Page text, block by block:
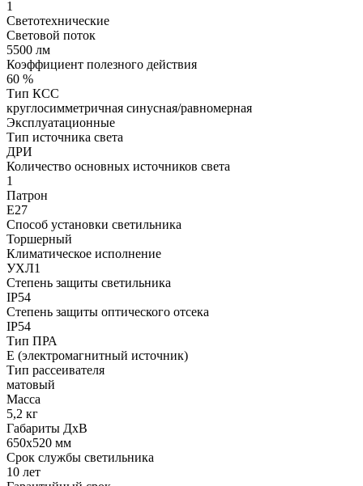
1
Светотехнические
Световой поток
5500 лм
Коэффициент полезного действия
60 %
Тип КСС
круглосимметричная синусная/равномерная
Эксплуатационные
Тип источника света
ДРИ
Количество основных источников света
1
Патрон
Е27
Способ установки светильника
Торшерный
Климатическое исполнение
УХЛ1
Степень защиты светильника
IP54
Степень защиты оптического отсека
IP54
Тип ПРА
E (электромагнитный источник)
Тип рассеивателя
матовый
Масса
5,2 кг
Габариты ДхВ
650x520 мм
Срок службы светильника
10 лет